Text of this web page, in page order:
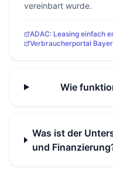
vereinbart wurde.
ADAC: Leasing einfach
Verbraucherportal
Wie
Was ist der
und